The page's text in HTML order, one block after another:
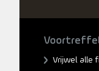
Vrijwel alle